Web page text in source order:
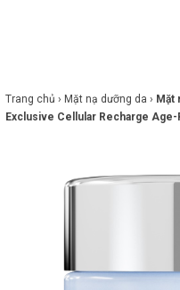
FEATURED BRAND
Trang chủ › Mặt nạ dưỡng da › Mặt
Exclusive Cellular Recharge